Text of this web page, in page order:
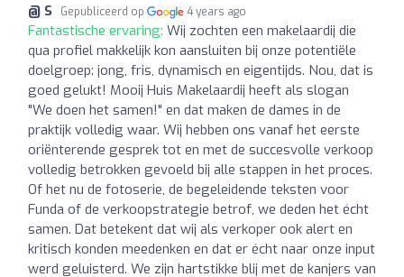
@ S Gepubliceerd op 4 years ago
Fantastische ervaring: Wij zochten een makelaardij die
qua profiel makkelijk kon aansluiten bij onze potentiële
doelgroep: jong, fris, dynamisch en eigentijds. Nou, dat is
goed gelukt! Mooij Huis Makelaardij heeft als slogan
"We doen het samen!" en dat maken de dames in de
praktijk volledig waar. Wij hebben ons vanaf het eerste
oriënterende gesprek tot en met de succesvolle verkoop
volledig betrokken gevoeld bij alle stappen in het proces.
Of het nu de fotoserie, de begeleidende teksten voor
Funda of de verkoopstrategie betrof, we deden het écht
samen. Dat betekent dat wij als verkoper ook alert en
kritisch konden meedenken en dat er écht naar onze input
werd geluisterd. We zijn hartstikke blij met de kanjers van